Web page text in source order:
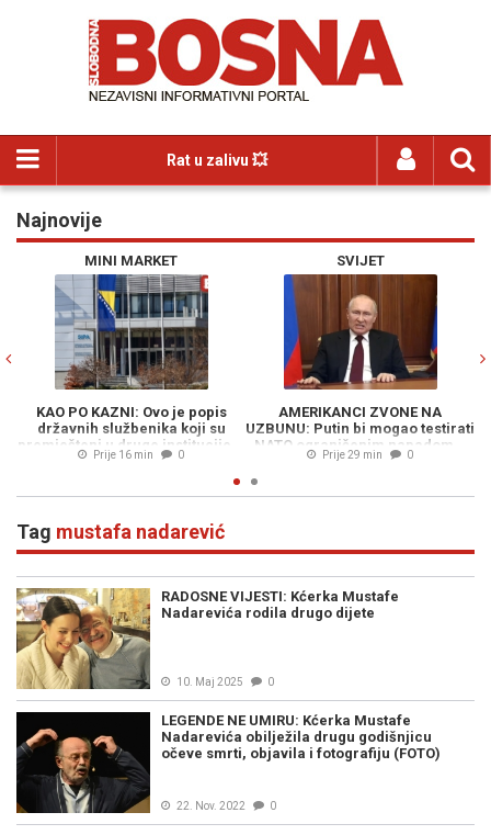
Rat u zalivu 💥
Najnovije
MINI MARKET
KAO PO KAZNI: Ovo je popis
državnih službenika koji su
premješteni u druge institucije...
Prije 16 min 0
SVIJET
AMERIKANCI ZVONE NA
UZBUNU: Putin bi mogao testirati
NATO ograničenim napadom...
Prije 29 min 0
Tag mustafa nadarević
RADOSNE VIJESTI: Kćerka Mustafe
Nadarevića rodila drugo dijete
10. Maj 2025 0
LEGENDE NE UMIRU: Kćerka Mustafe
Nadarevića obilježila drugu godišnjicu
očeve smrti, objavila i fotografiju (FOTO)
22. Nov. 2022 0